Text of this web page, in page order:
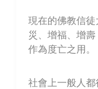
現在的佛教信
災、增福、增壽
作為度亡之用。
社會上一般人